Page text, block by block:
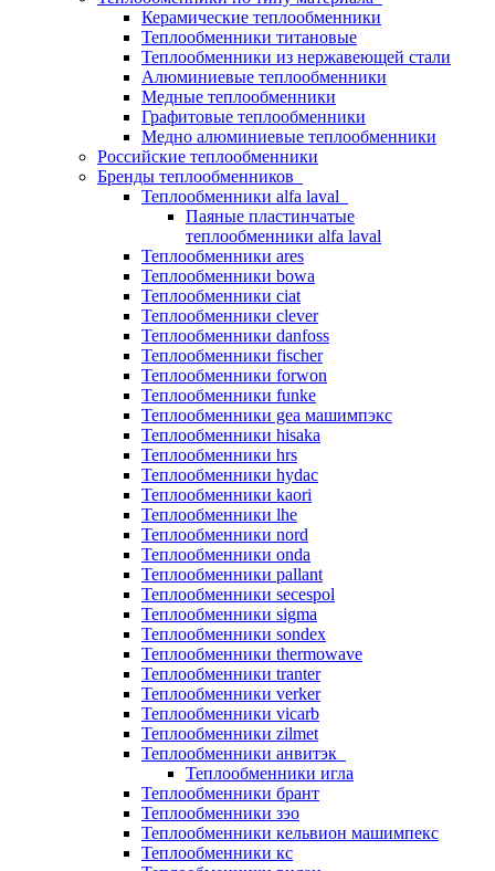
Керамические теплообменники
Теплообменники титановые
Теплообменники из нержавеющей стали
Алюминиевые теплообменники
Медные теплообменники
Графитовые теплообменники
Медно алюминиевые теплообменники
Российские теплообменники
Бренды теплообменников
Теплообменники alfa laval
Паяные пластинчатые
теплообменники alfa laval
Теплообменники ares
Теплообменники bowa
Теплообменники ciat
Теплообменники clever
Теплообменники danfoss
Теплообменники fischer
Теплообменники forwon
Теплообменники funke
Теплообменники gea машимпэкс
Теплообменники hisaka
Теплообменники hrs
Теплообменники hydac
Теплообменники kaori
Теплообменники lhe
Теплообменники nord
Теплообменники onda
Теплообменники pallant
Теплообменники secespol
Теплообменники sigma
Теплообменники sondex
Теплообменники thermowave
Теплообменники tranter
Теплообменники verker
Теплообменники vicarb
Теплообменники zilmet
Теплообменники анвитэк
Теплообменники игла
Теплообменники брант
Теплообменники зэо
Теплообменники кельвион машимпекс
Теплообменники кс